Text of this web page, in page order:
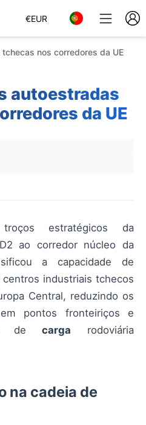
€EUR
nos corredores da UE
autoestradas
da UE
estratégicos da
ao corredor núcleo da
a capacidade de
industriais tchecos
Central, reduzindo os
pontos fronteiriços e
decarga rodoviária
na cadeia de